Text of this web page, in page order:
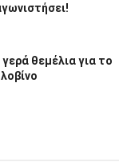
θεμέλια για το